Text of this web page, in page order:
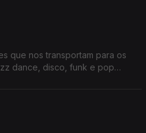
que nos transportam para os
dance, disco, funk e pop